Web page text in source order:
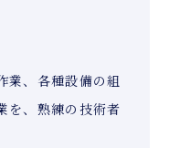
業、各種設備の組
を、熟練の技術者